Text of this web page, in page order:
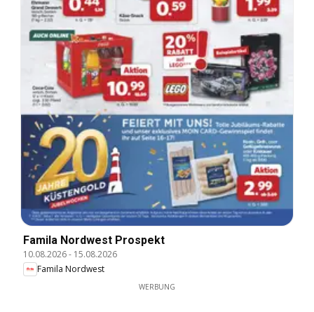
Famila Nordwest Prospekt
10.08.2026- 15.08.2026
Famila Nordwest
WERBUNG